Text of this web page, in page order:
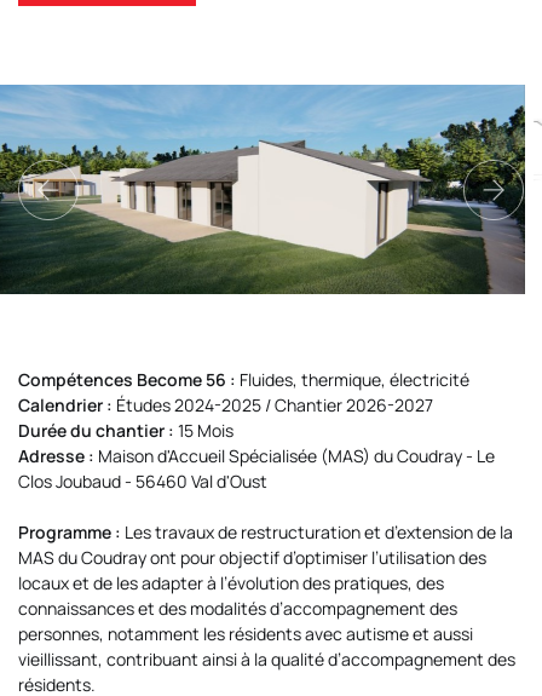
Compétences Become 56 : Fluides, thermique, électricité
Calendrier : Études 2024-2025 / Chantier 2026-2027
Durée du chantier : 15 Mois
Adresse : Maison d'Accueil Spécialisée (MAS) du Coudray - Le
Clos Joubaud - 56460 Val d'Oust
Programme : Les travaux de restructuration et d’extension de la
MAS du Coudray ont pour objectif d’optimiser l’utilisation des
locaux et de les adapter à l’évolution des pratiques, des
connaissances et des modalités d’accompagnement des
personnes, notamment les résidents avec autisme et aussi
vieillissant, contribuant ainsi à la qualité d’accompagnement des
résidents.